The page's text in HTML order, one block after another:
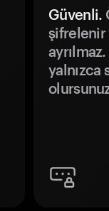
Güvenli.
şifrelenir
yalnızca